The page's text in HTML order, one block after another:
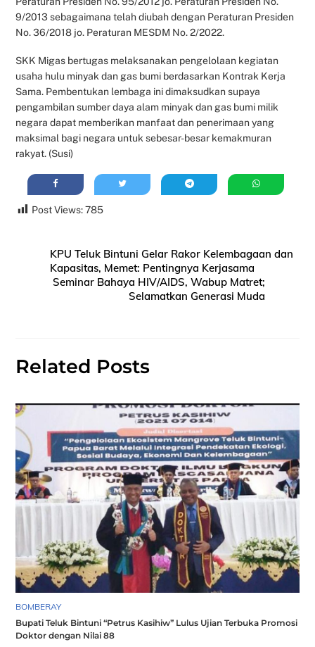
9/2013 sebagaimana telah diubah dengan Peraturan Presiden
No. 36/2018 jo. Peraturan MESDM No. 2/2022.
SKK Migas bertugas melaksanakan pengelolaan kegiatan
usaha hulu minyak dan gas bumi berdasarkan Kontrak Kerja
Sama. Pembentukan lembaga ini dimaksudkan supaya
pengambilan sumber daya alam minyak dan gas bumi milik
negara dapat memberikan manfaat dan penerimaan yang
maksimal bagi negara untuk sebesar-besar kemakmuran
rakyat. (Susi)
Post Views: 785
KPU Teluk Bintuni Gelar Rakor Kelembagaan dan
Kapasitas, Memet: Pentingnya Kerjasama
Seminar Bahaya HIV/AIDS, Wabup Matret;
Selamatkan Generasi Muda
Related Posts
BOMBERAY
Bupati Teluk Bintuni “Petrus Kasihiw” Lulus Ujian Terbuka Promosi
Doktor dengan Nilai 88